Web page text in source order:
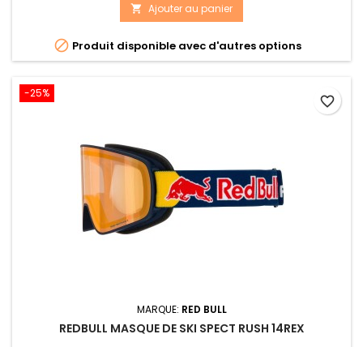
 Ajouter au panier
 Produit disponible avec d'autres options
-25%
MARQUE: RED BULL
REDBULL MASQUE DE SKI SPECT RUSH 14REX
favorite_border